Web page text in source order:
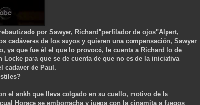
por Sawyer, Richard"perfilador de ojos"Alpert,
cadáveres de los suyos y quieren una compensación, Sawyer
ya que fue él el que lo provocó, le cuenta a Richard lo de
para que se de cuenta de que no es de la iniciativa
cadaver de Paul.
el ankh que lleva colgado en su cuello, motivo de la
Horace se emborracha y juega con la dinamita a fuegos